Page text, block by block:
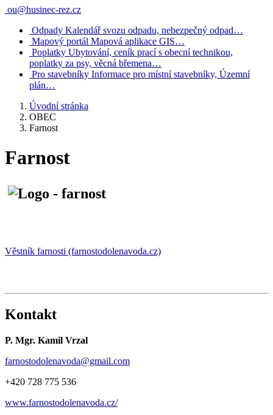
ou@husinec-rez.cz
Odpady Kalendář svozu odpadu, nebezpečný odpad…
Mapový portál Mapová aplikace GIS…
Poplatky Ubytování, ceník prací s obecní technikou,
poplatky za psy, věcná břemena…
Pro stavebníky Informace pro místní stavebníky, Územní
plán…
Úvodní stránka
OBEC
Farnost
Farnost
Věstník farnosti (farnostodolenavoda.cz)
Kontakt
P. Mgr. Kamil Vrzal
farnostodolenavoda@gmail.com
+420 728 775 536
www.farnostodolenavoda.cz/